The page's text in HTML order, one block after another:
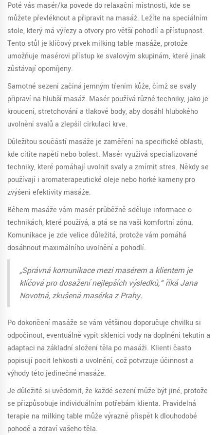
Poté vás masér/ka povede do relaxační místnosti, kde se
můžete převléknout a připravit na masáž. Ležíte na speciálním
stole, který má výřezy a otvory pro větší pohodlí a přístupnost.
Tento stůl je klíčový prvek milking table masáže, protože
umožňuje masérovi přístup ke svalovým skupinám, které jinak
zůstávají opomíjeny.
Samotné sezení začíná jemným třením kůže, čímž se svaly
připraví na hlubší masáž. Masér používá různé techniky, jako je
kroucení, stretchování a tlakové body, aby dosáhl hlubokého
uvolnění svalů a zlepšil cirkulaci krve.
Důležitou součástí masáže je zaměření na specifické oblasti,
kde cítíte napětí nebo bolest. Masér využívá specializované
techniky, které pomáhají uvolnit svaly a zmírnit stres. Někdy se
používají i aromaterapeutické oleje nebo horké kameny pro
zvýšení efektivity masáže.
Během masáže vám masér průběžně sděluje informace o
technikách, které používá, a ptá se na vaši komfortní zónu.
Komunikace je zde velice důležitá, protože vám pomáhá
dosáhnout maximálního uvolnění a pohodlí.
„Správná komunikace mezi masérem a klientem je
klíčová pro dosažení nejlepších výsledků,“ říká Jana
Novotná, zkušená masérka z Prahy.
Po dokončení masáže se vám většinou doporučuje chvilku si
odpočinout, eventuálně vypít sklenici vody na doplnění tekutin a
adaptaci na základní složení těla po masáži. Klienti často
popisují pocit lehkosti a uvolnění, což potvrzuje účinnost a
výhody této jedinečné masáže.
Je důležité si uvědomit, že každé sezení může být jiné, protože
se přizpůsobuje individuálním potřebám klienta. Pravidelná
terapie na milking table může výrazně přispět k dlouhodobé
pohodě a zdraví vašeho těla.